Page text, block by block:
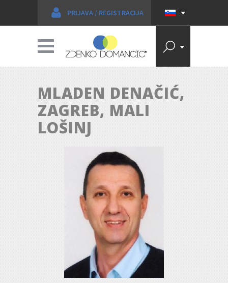
PRIJAVA / REGISTRACIJA
MLADEN DENAČIĆ,
ZAGREB, MALI
LOŠINJ